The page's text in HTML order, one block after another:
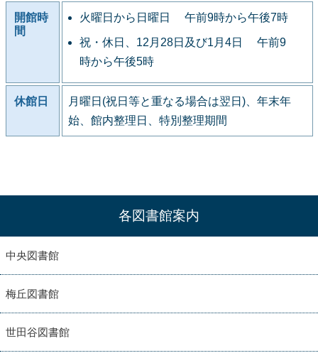
開館時
間
火曜日から日曜日 午前9時から午後7時
祝・休日、12月28日及び1月4日 午前9
時から午後5時
休館日
月曜日(祝日等と重なる場合は翌日)、年末年
始、館内整理日、特別整理期間
各図書館案内
中央図書館
梅丘図書館
世田谷図書館